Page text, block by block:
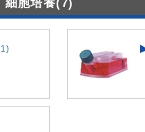
胞培養(7)